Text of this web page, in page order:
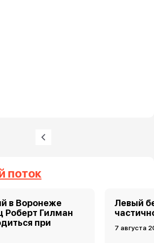
Предыдущая страница
поток
в Воронеже
Роберт Гилман
при
Левый
7 августа